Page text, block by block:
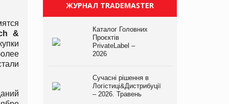
&
ЖУРНАЛ TRADEMASTER
Каталог Головних
Проєктів
PrivateLabel –
2026
Сучасні рішення в
Логістиці&Дистрибуції
– 2026. Травень